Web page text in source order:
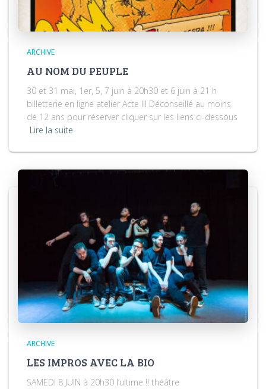
ARCHIVE
AU NOM DU PEUPLE
30 et 31 mai, 1er, 5, 7 juin à 20h30 et 6 juin à 21 h
billetterie en ligne atelier Acte III Déconseillé au moins
de 12 ans pour réserver cliquer sur les liens ci-dessous
Lire la suite
ARCHIVE
LES IMPROS AVEC LA BIO
SAMEDI 8 JUIN à 20h30 l’ultime !! théâtre